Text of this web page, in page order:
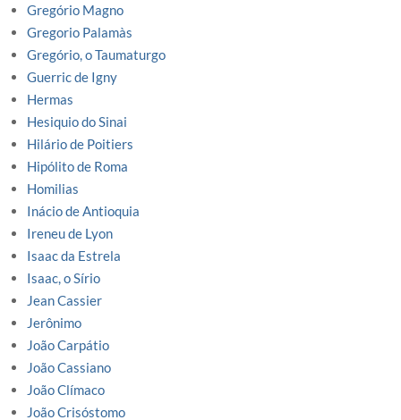
Gregório Magno
Gregorio Palamàs
Gregório, o Taumaturgo
Guerric de Igny
Hermas
Hesiquio do Sinai
Hilário de Poitiers
Hipólito de Roma
Homilias
Inácio de Antioquia
Ireneu de Lyon
Isaac da Estrela
Isaac, o Sírio
Jean Cassier
Jerônimo
João Carpátio
João Cassiano
João Clímaco
João Crisóstomo